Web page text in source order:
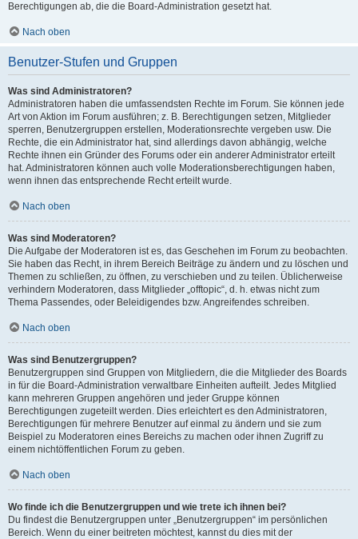
Berechtigungen ab, die die Board-Administration gesetzt hat.
Nach oben
Benutzer-Stufen und Gruppen
Was sind Administratoren?
Administratoren haben die umfassendsten Rechte im Forum. Sie können jede
Art von Aktion im Forum ausführen; z. B. Berechtigungen setzen, Mitglieder
sperren, Benutzergruppen erstellen, Moderationsrechte vergeben usw. Die
Rechte, die ein Administrator hat, sind allerdings davon abhängig, welche
Rechte ihnen ein Gründer des Forums oder ein anderer Administrator erteilt
hat. Administratoren können auch volle Moderationsberechtigungen haben,
wenn ihnen das entsprechende Recht erteilt wurde.
Nach oben
Was sind Moderatoren?
Die Aufgabe der Moderatoren ist es, das Geschehen im Forum zu beobachten.
Sie haben das Recht, in ihrem Bereich Beiträge zu ändern und zu löschen und
Themen zu schließen, zu öffnen, zu verschieben und zu teilen. Üblicherweise
verhindern Moderatoren, dass Mitglieder „offtopic“, d. h. etwas nicht zum
Thema Passendes, oder Beleidigendes bzw. Angreifendes schreiben.
Nach oben
Was sind Benutzergruppen?
Benutzergruppen sind Gruppen von Mitgliedern, die die Mitglieder des Boards
in für die Board-Administration verwaltbare Einheiten aufteilt. Jedes Mitglied
kann mehreren Gruppen angehören und jeder Gruppe können
Berechtigungen zugeteilt werden. Dies erleichtert es den Administratoren,
Berechtigungen für mehrere Benutzer auf einmal zu ändern und sie zum
Beispiel zu Moderatoren eines Bereichs zu machen oder ihnen Zugriff zu
einem nichtöffentlichen Forum zu geben.
Nach oben
Wo finde ich die Benutzergruppen und wie trete ich ihnen bei?
Du findest die Benutzergruppen unter „Benutzergruppen“ im persönlichen
Bereich. Wenn du einer beitreten möchtest, kannst du dies mit der